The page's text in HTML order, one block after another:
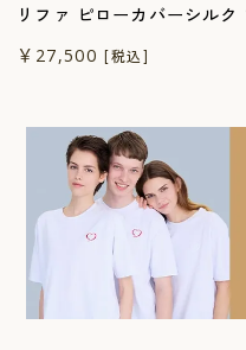
リファ ピローカバーシル
￥27,500 [税込]